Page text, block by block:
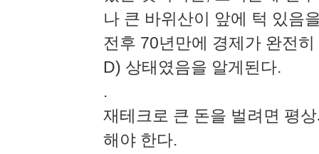
나 큰 바위산이 앞에 턱 있음
전후 70년만에 경제가 완전
D) 상태였음을 알게된다.
.
재테크로 큰 돈을 벌려면 평
해야 한다.